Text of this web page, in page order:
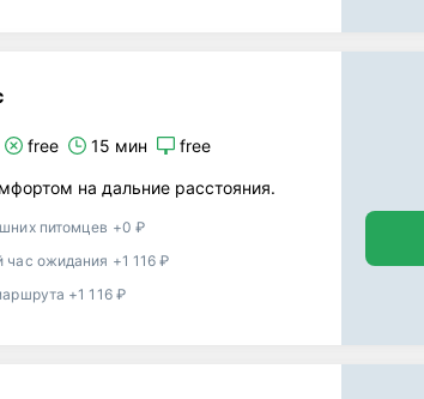
free 15 мин free
на дальние расстояния.
питомцев +0 ₽
час ожидания +1 116 ₽
+1 116 ₽